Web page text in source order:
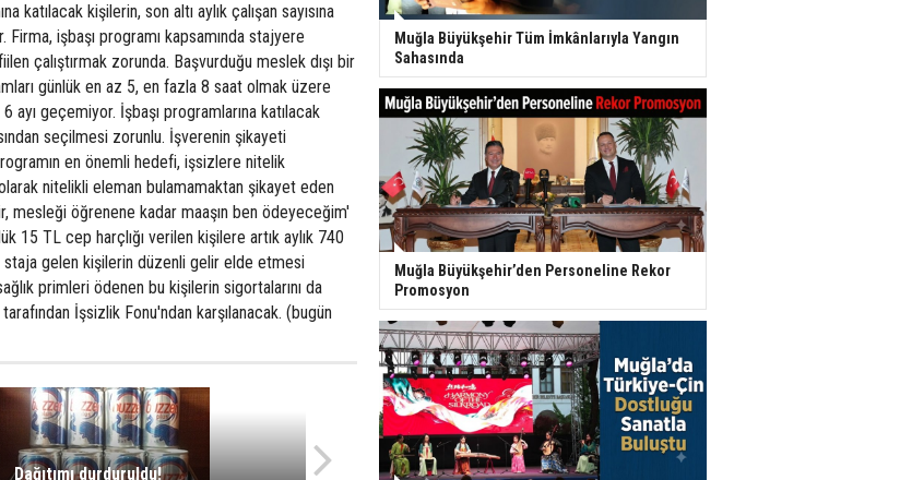
katılacak kişilerin, son altı aylık çalışan sayısına
Firma, işbaşı programı kapsamında stajyere
çalıştırmak zorunda. Başvurduğu meslek dışı bir
günlük en az 5, en fazla 8 saat olmak üzere
ayı geçemiyor. İşbaşı programlarına katılacak
seçilmesi zorunlu. İşverenin şikayeti
en önemli hedefi, işsizlere nitelik
nitelikli eleman bulamamaktan şikayet eden
mesleği öğrenene kadar maaşın ben ödeyeceğim'
15 TL cep harçlığı verilen kişilere artık aylık 740
gelen kişilerin düzenli gelir elde etmesi
primleri ödenen bu kişilerin sigortalarını da
İşsizlik Fonu'ndan karşılanacak. (bugün
Dağıtımı durduruldu!
Muğla Büyükşehir Tüm İmkânlarıyla Yangın
Sahasında
Muğla Büyükşehir’den Personeline Rekor
Promosyon